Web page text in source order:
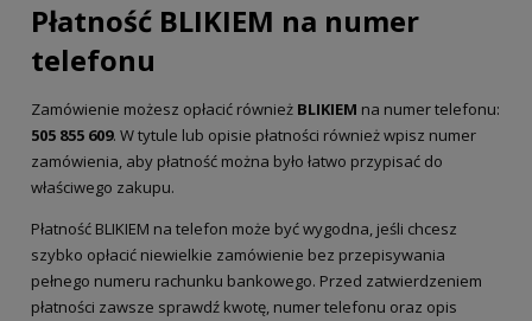
Płatność BLIKIEM na numer
telefonu
Zamówienie możesz opłacić również BLIKIEM na numer telefonu:
505 855 609. W tytule lub opisie płatności również wpisz numer
zamówienia, aby płatność można było łatwo przypisać do
właściwego zakupu.
Płatność BLIKIEM na telefon może być wygodna, jeśli chcesz
szybko opłacić niewielkie zamówienie bez przepisywania
pełnego numeru rachunku bankowego. Przed zatwierdzeniem
płatności zawsze sprawdź kwotę, numer telefonu oraz opis